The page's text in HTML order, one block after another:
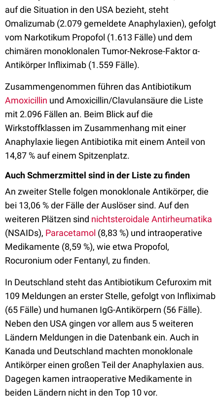
auf die Situation in den USA bezieht, steht
Omalizumab (2.079 gemeldete Anaphylaxien), gefolgt
vom Narkotikum Propofol (1.613 Fälle) und dem
chimären monoklonalen Tumor-Nekrose-Faktor α-
Antikörper Infliximab (1.559 Fälle).
Zusammengenommen führen das Antibiotikum
Amoxicillin und Amoxicillin/Clavulansäure die Liste
mit 2.096 Fällen an. Beim Blick auf die
Wirkstoffklassen im Zusammenhang mit einer
Anaphylaxie liegen Antibiotika mit einem Anteil von
14,87 % auf einem Spitzenplatz.
Auch Schmerzmittel sind in der Liste zu finden
An zweiter Stelle folgen monoklonale Antikörper, die
bei 13,06 % der Fälle der Auslöser sind. Auf den
weiteren Plätzen sind nichtsteroidale Antirheumatika
(NSAIDs), Paracetamol (8,83 %) und intraoperative
Medikamente (8,59 %), wie etwa Propofol,
Rocuronium oder Fentanyl, zu finden.
In Deutschland steht das Antibiotikum Cefuroxim mit
109 Meldungen an erster Stelle, gefolgt von Infliximab
(65 Fälle) und humanen IgG-Antikörpern (56 Fälle).
Neben den USA gingen vor allem aus 5 weiteren
Ländern Meldungen in die Datenbank ein. Auch in
Kanada und Deutschland machten monoklonale
Antikörper einen großen Teil der Anaphylaxien aus.
Dagegen kamen intraoperative Medikamente in
beiden Ländern nicht in den Top 10 vor.